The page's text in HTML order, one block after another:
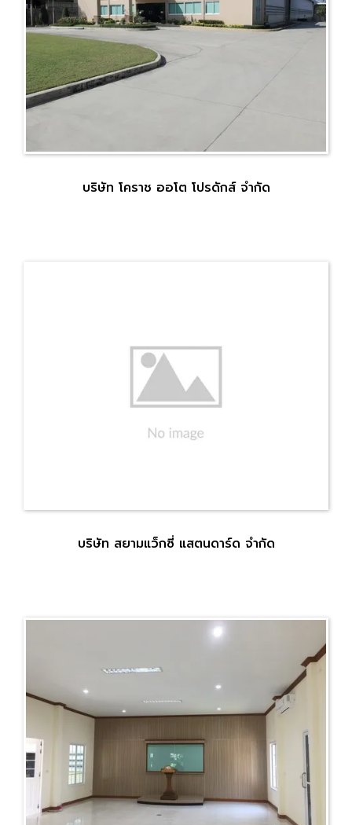
บริษัท โคราช ออโต โปรดักส์ จำกัด
บริษัท สยามแว็กซี่ แสตนดาร์ด จำกัด